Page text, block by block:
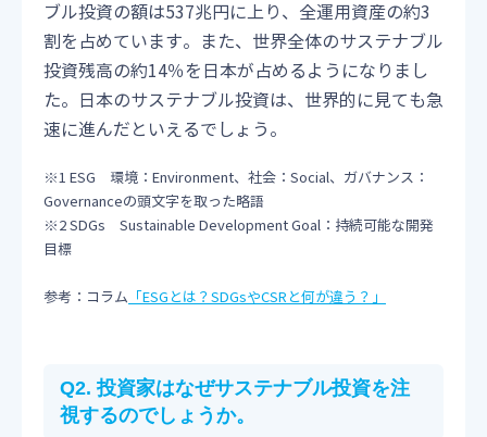
ブル投資の額は537兆円に上り、全運用資産の約3
割を占めています。また、世界全体のサステナブル
投資残高の約14％を日本が占めるようになりまし
た。日本のサステナブル投資は、世界的に見ても急
速に進んだといえるでしょう。
※1 ESG 環境：Environment、社会：Social、ガバナンス：
Governanceの頭文字を取った略語
※2 SDGs Sustainable Development Goal：持続可能な開発
目標
参考：コラム 「ESGとは？SDGsやCSRと何が違う？」
Q2. 投資家はなぜサステナブル投資を注
視するのでしょうか。